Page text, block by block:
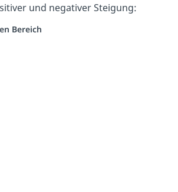
und negativer Steigung:
Bereich